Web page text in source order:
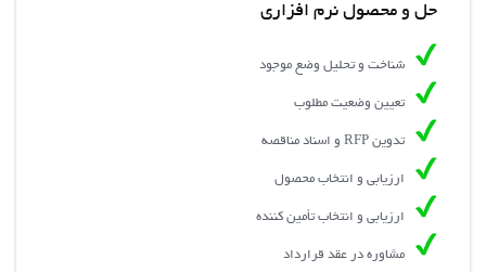
حل و محصول نرم افزاری
شناخت و تحليل وضع موجود
تعيين وضعيت مطلوب
تدوین RFP و اسناد مناقصه
ارزيابي و انتخاب محصول
ارزيابي و انتخاب تأمين كننده
مشاوره در عقد قرارداد